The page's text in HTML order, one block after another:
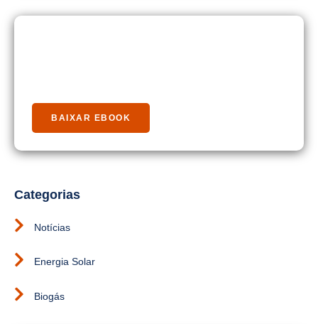
BAIXAR EBOOK
Categorias
Notícias
Energia Solar
Biogás